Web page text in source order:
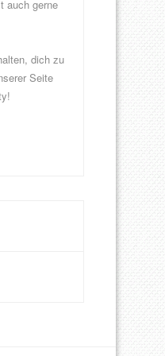
auch gerne
dich zu
Seite